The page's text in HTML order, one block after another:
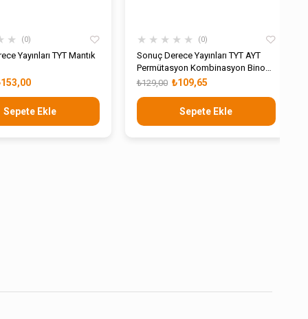
★ 0
Yayınları TYT Mantık
Sepete Ekle
★ ★ ★ ★ ★ 0
Sonuç Derece Yayınları TYT AYT
Permütasyon Kombinasyon Binom
Olasılık İstatistik
₺109,65
₺129,00
Sepete Ekle